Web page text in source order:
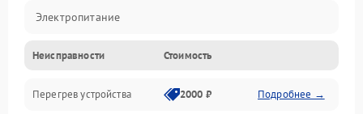
Электропитание
Парообразование
Герметичность
Неисправности Стоимость
Перегрев устройства 2000 ₽ Подробнее →